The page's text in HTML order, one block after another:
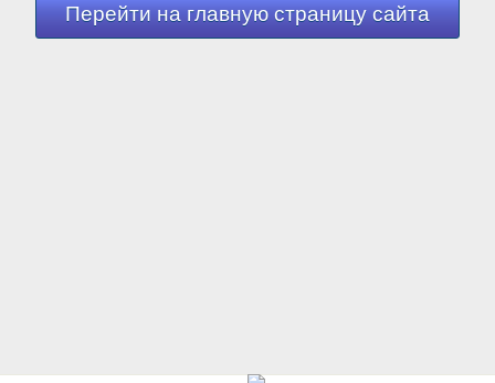
Перейти на главную страницу сайта